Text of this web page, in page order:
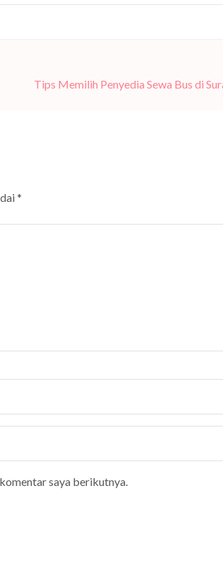
Tips Memilih Penyedia Sewa Bus di
*
saya berikutnya.